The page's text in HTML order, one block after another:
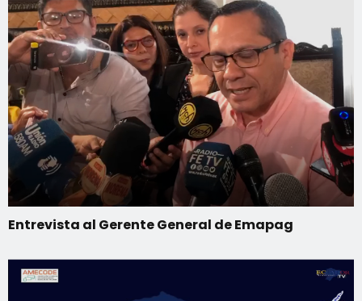
Entrevista al Gerente General de Emapag